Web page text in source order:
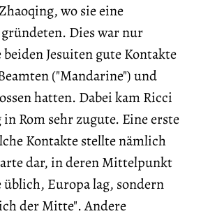
wo sie eine
Dies war nur
Jesuiten gute Kontakte
("Mandarine") und
hatten. Dabei kam Ricci
Rom sehr zugute. Eine erste
Kontakte stellte nämlich
dar, in deren Mittelpunkt
Europa lag, sondern
der Mitte". Andere